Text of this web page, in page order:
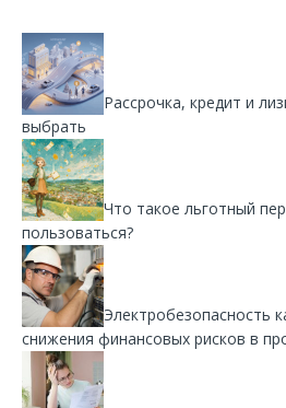
Рассрочка, кредит и
выбрать
Что такое льготный
пользоваться?
Электробезопасность
снижения финансовых рисков в